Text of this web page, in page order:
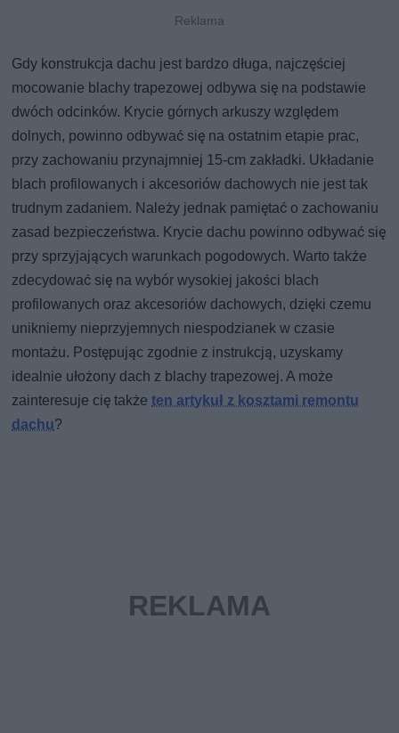
Gdy konstrukcja dachu jest bardzo długa, najczęściej
mocowanie blachy trapezowej odbywa się na podstawie
dwóch odcinków. Krycie górnych arkuszy względem
dolnych, powinno odbywać się na ostatnim etapie prac,
przy zachowaniu przynajmniej 15-cm zakładki. Układanie
blach profilowanych i akcesoriów dachowych nie jest tak
trudnym zadaniem. Należy jednak pamiętać o zachowaniu
zasad bezpieczeństwa. Krycie dachu powinno odbywać się
przy sprzyjających warunkach pogodowych. Warto także
zdecydować się na wybór wysokiej jakości blach
profilowanych oraz akcesoriów dachowych, dzięki czemu
unikniemy nieprzyjemnych niespodzianek w czasie
montażu. Postępując zgodnie z instrukcją, uzyskamy
idealnie ułożony dach z blachy trapezowej. A może
zainteresuje cię takżeten artykuł z kosztami remontu
dachu?